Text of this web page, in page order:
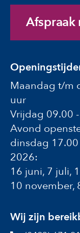
Afspraak
Maandag t/m
uur
Vrijdag 09.00
Avond
dinsdag
2026:
16 juni, 7 juli,
10 november,
Wij zijn